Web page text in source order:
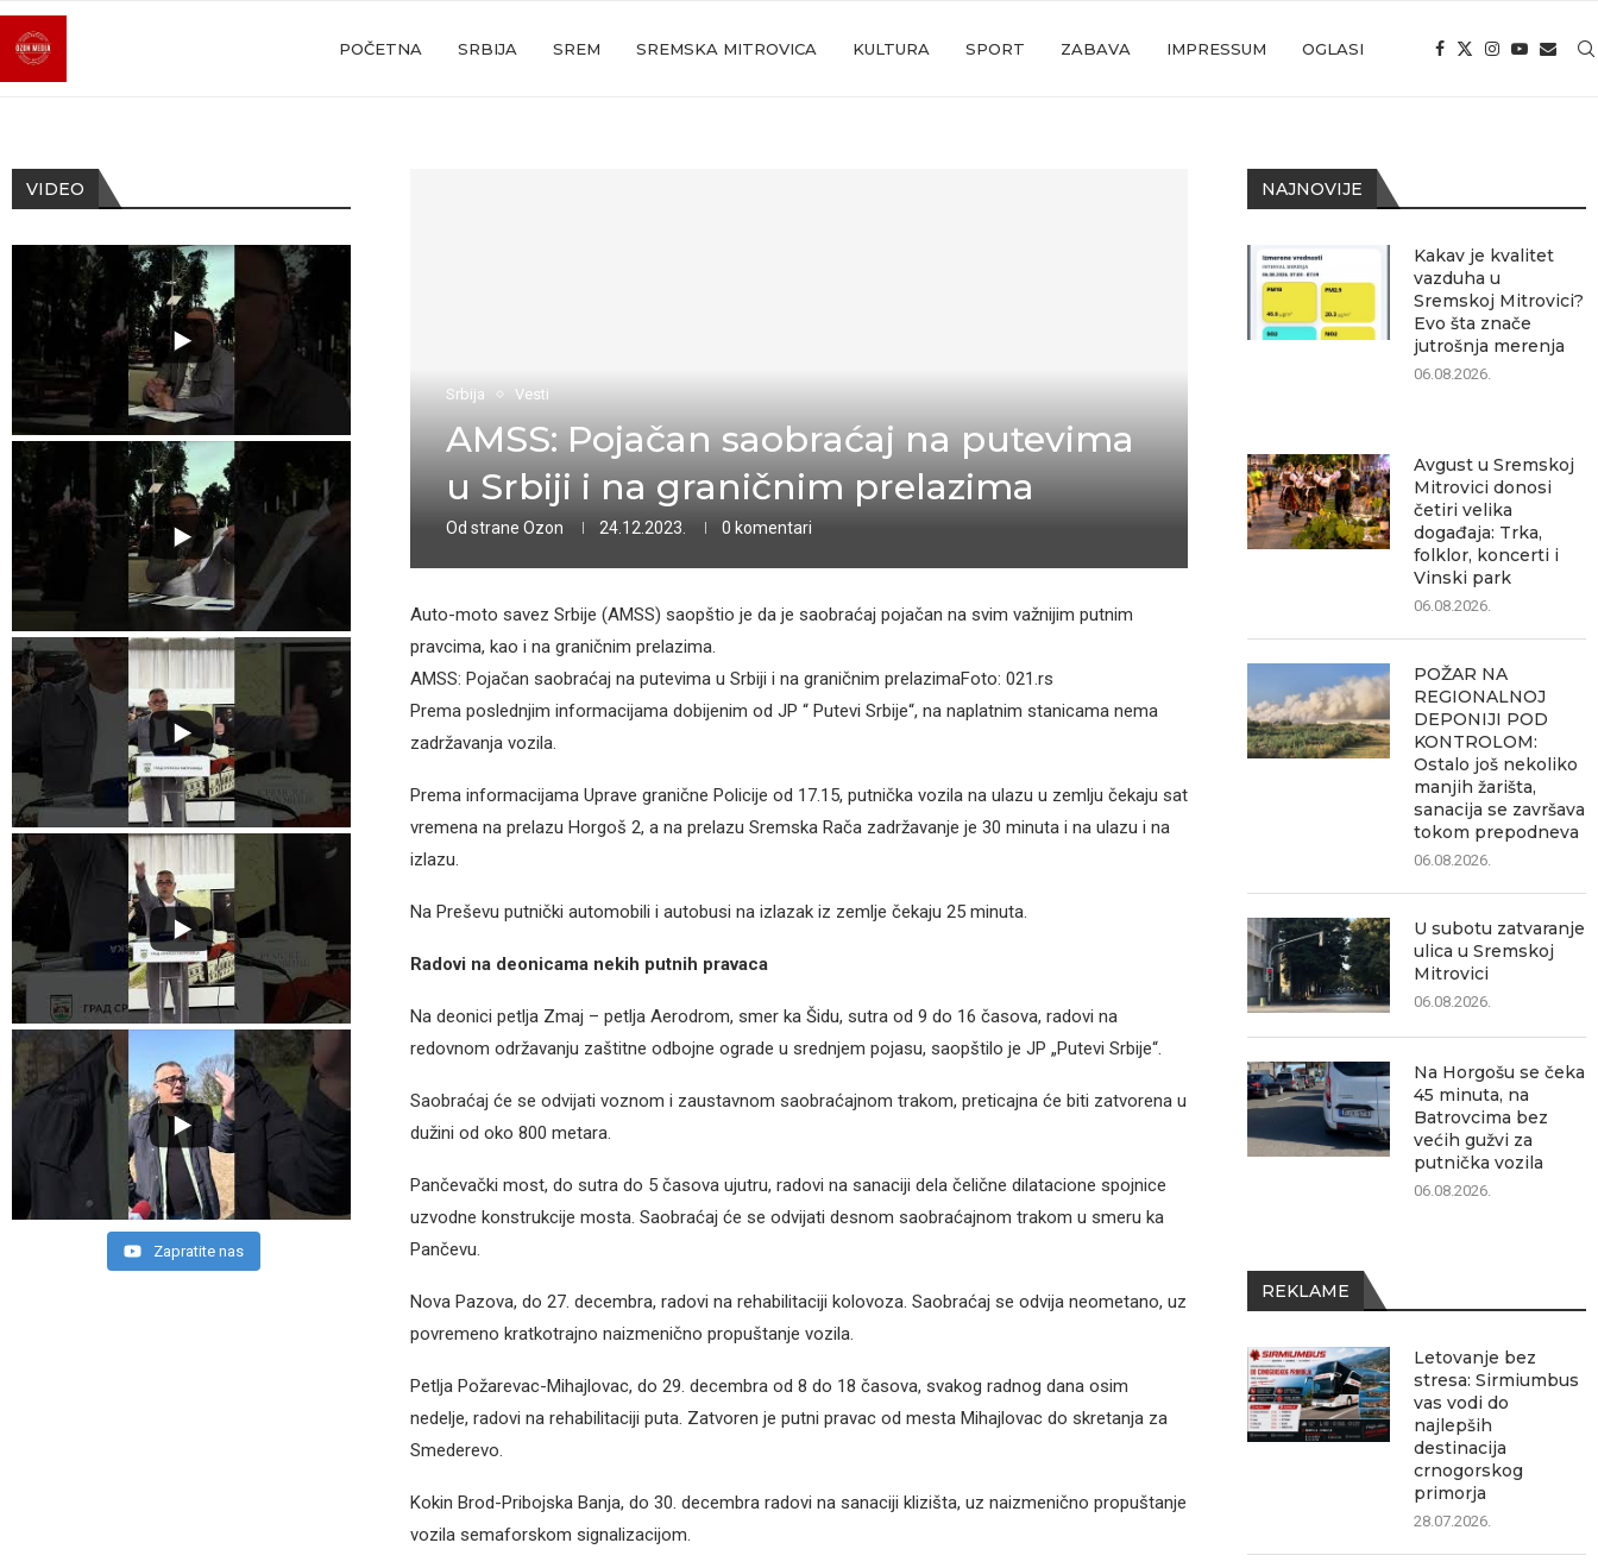
POČETNA SRBIJA SREM SREMSKA MITROVICA KULTURA SPORT ZABAVA IMPRESSUM OGLASI
Srbija Vesti
AMSS: Pojačan saobraćaj na putevima
u Srbiji i na graničnim prelazima
Od strane Ozon 24.12.2023. 0 komentari
Auto-moto savez Srbije (AMSS) saopštio je da je saobraćaj pojačan na svim važnijim putnim
pravcima, kao i na graničnim prelazima.
AMSS: Pojačan saobraćaj na putevima u Srbiji i na graničnim prelazimaFoto: 021.rs
Prema poslednjim informacijama dobijenim od JP “ Putevi Srbije“, na naplatnim stanicama nema
zadržavanja vozila.
Prema informacijama Uprave granične Policije od 17.15, putnička vozila na ulazu u zemlju čekaju sat
vremena na prelazu Horgoš 2, a na prelazu Sremska Rača zadržavanje je 30 minuta i na ulazu i na
izlazu.
Na Preševu putnički automobili i autobusi na izlazak iz zemlje čekaju 25 minuta.
Radovi na deonicama nekih putnih pravaca
Na deonici petlja Zmaj – petlja Aerodrom, smer ka Šidu, sutra od 9 do 16 časova, radovi na
redovnom održavanju zaštitne odbojne ograde u srednjem pojasu, saopštilo je JP „Putevi Srbije“.
Saobraćaj će se odvijati voznom i zaustavnom saobraćajnom trakom, preticajna će biti zatvorena u
dužini od oko 800 metara.
Pančevački most, do sutra do 5 časova ujutru, radovi na sanaciji dela čelične dilatacione spojnice
uzvodne konstrukcije mosta. Saobraćaj će se odvijati desnom saobraćajnom trakom u smeru ka
Pančevu.
Nova Pazova, do 27. decembra, radovi na rehabilitaciji kolovoza. Saobraćaj se odvija neometano, uz
povremeno kratkotrajno naizmenično propuštanje vozila.
Petlja Požarevac-Mihajlovac, do 29. decembra od 8 do 18 časova, svakog radnog dana osim
nedelje, radovi na rehabilitaciji puta. Zatvoren je putni pravac od mesta Mihajlovac do skretanja za
Smederevo.
Kokin Brod-Pribojska Banja, do 30. decembra radovi na sanaciji klizišta, uz naizmenično propuštanje
vozila semaforskom signalizacijom.
NAJNOVIJE
Kakav je kvalitet
vazduha u
Sremskoj Mitrovici?
Evo šta znače
jutrošnja merenja
06.08.2026.
Avgust u Sremskoj
Mitrovici donosi
četiri velika
događaja: Trka,
folklor, koncerti i
Vinski park
06.08.2026.
POŽAR NA
REGIONALNOJ
DEPONIJI POD
KONTROLOM:
Ostalo još nekoliko
manjih žarišta,
sanacija se završava
tokom prepodneva
06.08.2026.
U subotu zatvaranje
ulica u Sremskoj
Mitrovici
06.08.2026.
Na Horgošu se čeka
45 minuta, na
Batrovcima bez
većih gužvi za
putnička vozila
06.08.2026.
REKLAME
Letovanje bez
stresa: Sirmiumbus
vas vodi do
najlepših
destinacija
crnogorskog
primorja
28.07.2026.
VIDEO
Zapratite nas